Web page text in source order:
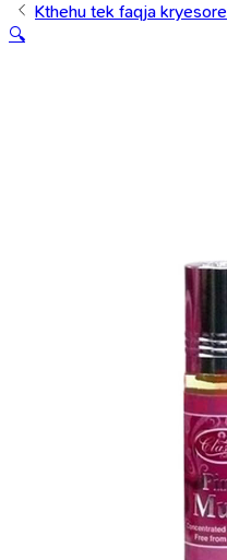
Kthehu tek faqja kryesore
🔍